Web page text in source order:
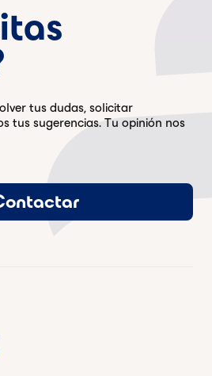
tus dudas, solicitar
tus sugerencias. Tu opinión nos